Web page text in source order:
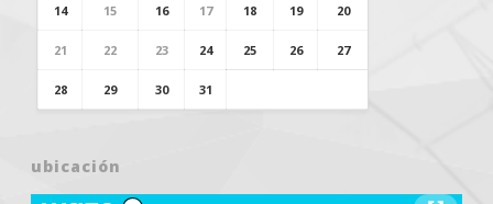
14 15 16 17 18 19 20
21 22 23 24 25 26 27
28 29 30 31
ubicación